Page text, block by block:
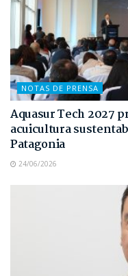
NOTAS DE PRENSA
Aquasur Tech 2027
acuicultura
Patagonia
24/06/2026